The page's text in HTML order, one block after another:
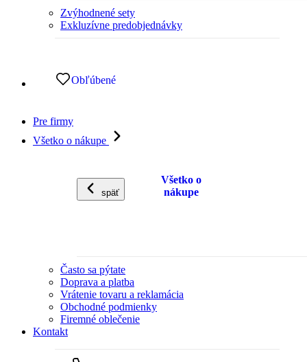
Zvýhodnené sety
Exkluzívne predobjednávky
Obľúbené
Pre firmy
Všetko o nákupe
späť
Všetko o
nákupe
Často sa pýtate
Doprava a platba
Vrátenie tovaru a reklamácia
Obchodné podmienky
Firemné oblečenie
Kontakt